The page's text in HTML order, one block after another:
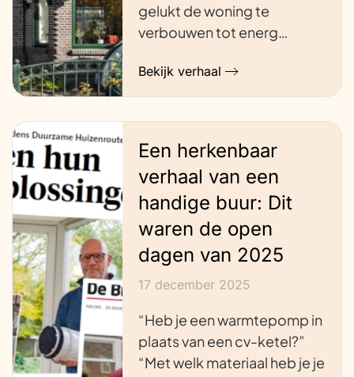
gelukt de woning te
verbouwen tot energ…
Bekijk verhaal
Een herkenbaar
verhaal van een
handige buur: Dit
waren de open
dagen van 2025
17 december 2025
“Heb je een warmtepomp in
plaats van een cv-ketel?”
“Met welk materiaal heb je je